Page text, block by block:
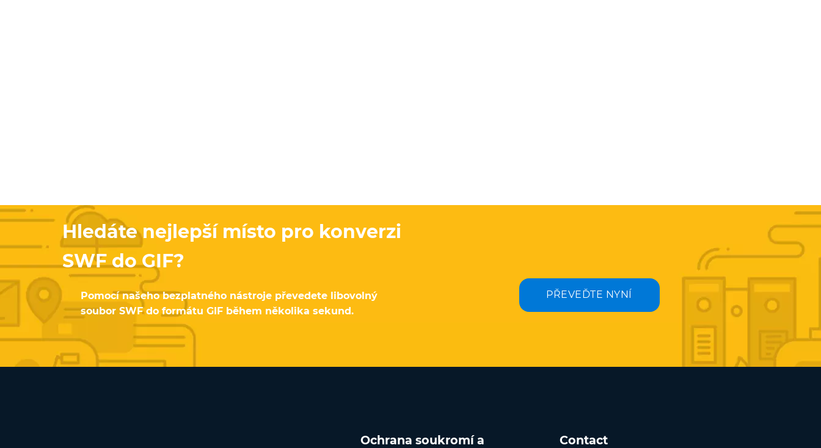
Hledáte nejlepší místo pro konverzi
SWF do GIF?
Pomocí našeho bezplatného nástroje převedete libovolný
soubor SWF do formátu GIF během několika sekund.
PŘEVEĎTE NYNÍ
Ochrana soukromí a
Contact